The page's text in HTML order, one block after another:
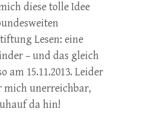
diese tolle Idee
Lesen: eine
– und das gleich
am 15.11.2013. Leider
unerreichbar,
da hin!